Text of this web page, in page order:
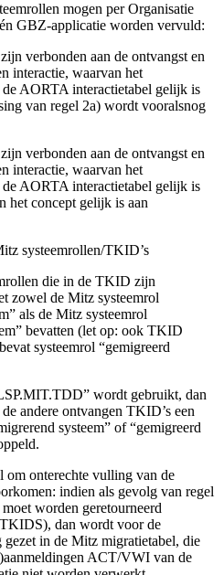
mogen per Organisatie
GBZ-applicatie worden vervuld:
verbonden aan de ontvangst en
interactie, waarvan het
AORTA interactietabel gelijk is
van regel 2a) wordt vooralsnog
verbonden aan de ontvangst en
interactie, waarvan het
AORTA interactietabel gelijk is
het concept gelijk is aan
systeemrollen/TKID’s
die in de TKID zijn
zowel de Mitz systeemrol
als de Mitz systeemrol
bevatten (let op: ook TKID
systeemrol “gemigreerd
wordt gebruikt, dan
andere ontvangen TKID’s een
systeem” of “gemigreerd
om onterechte vulling van de
indien als gevolg van regel
worden geretourneerd
dan wordt voor de
gezet in de Mitz migratietabel, die
ACT/VWI van de